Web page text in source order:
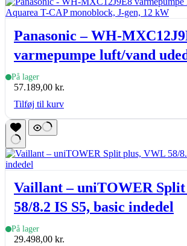
Panasonic – WH-
varmepumpe luft/vand
Aquarea T-CAP monoblock,
kW
På lager
57.189,00 kr.
Tilføj til kurv
Vaillant – uniTOWER
58/8.2 IS S5, basic indedel
På lager
29.498,00 kr.